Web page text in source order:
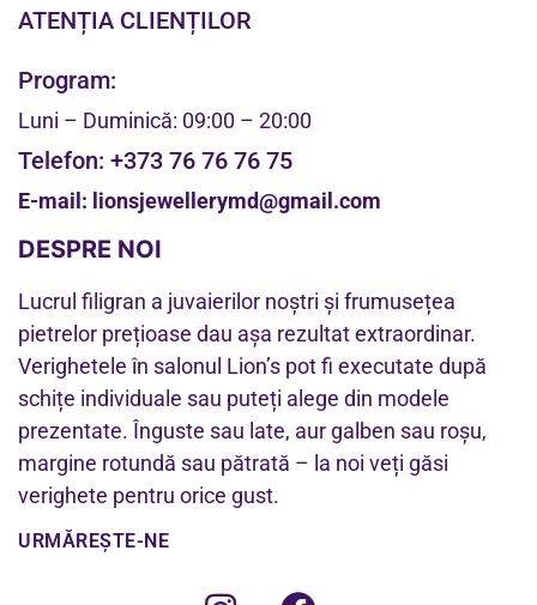
ATENȚIA CLIENȚILOR
Program:
Luni – Duminică: 09:00 – 20:00
Telefon: +373 76 76 76 75
E-mail: lionsjewellerymd@gmail.com
DESPRE NOI
Lucrul filigran a juvaierilor noștri și frumusețea
pietrelor prețioase dau așa rezultat extraordinar.
Verighetele în salonul Lion’s pot fi executate după
schițe individuale sau puteți alege din modele
prezentate. Înguste sau late, aur galben sau roșu,
margine rotundă sau pătrată – la noi veți găsi
verighete pentru orice gust.
URMĂREȘTE-NE